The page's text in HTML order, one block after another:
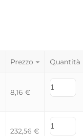
Prezzo Quantità
8,16€
232,56€